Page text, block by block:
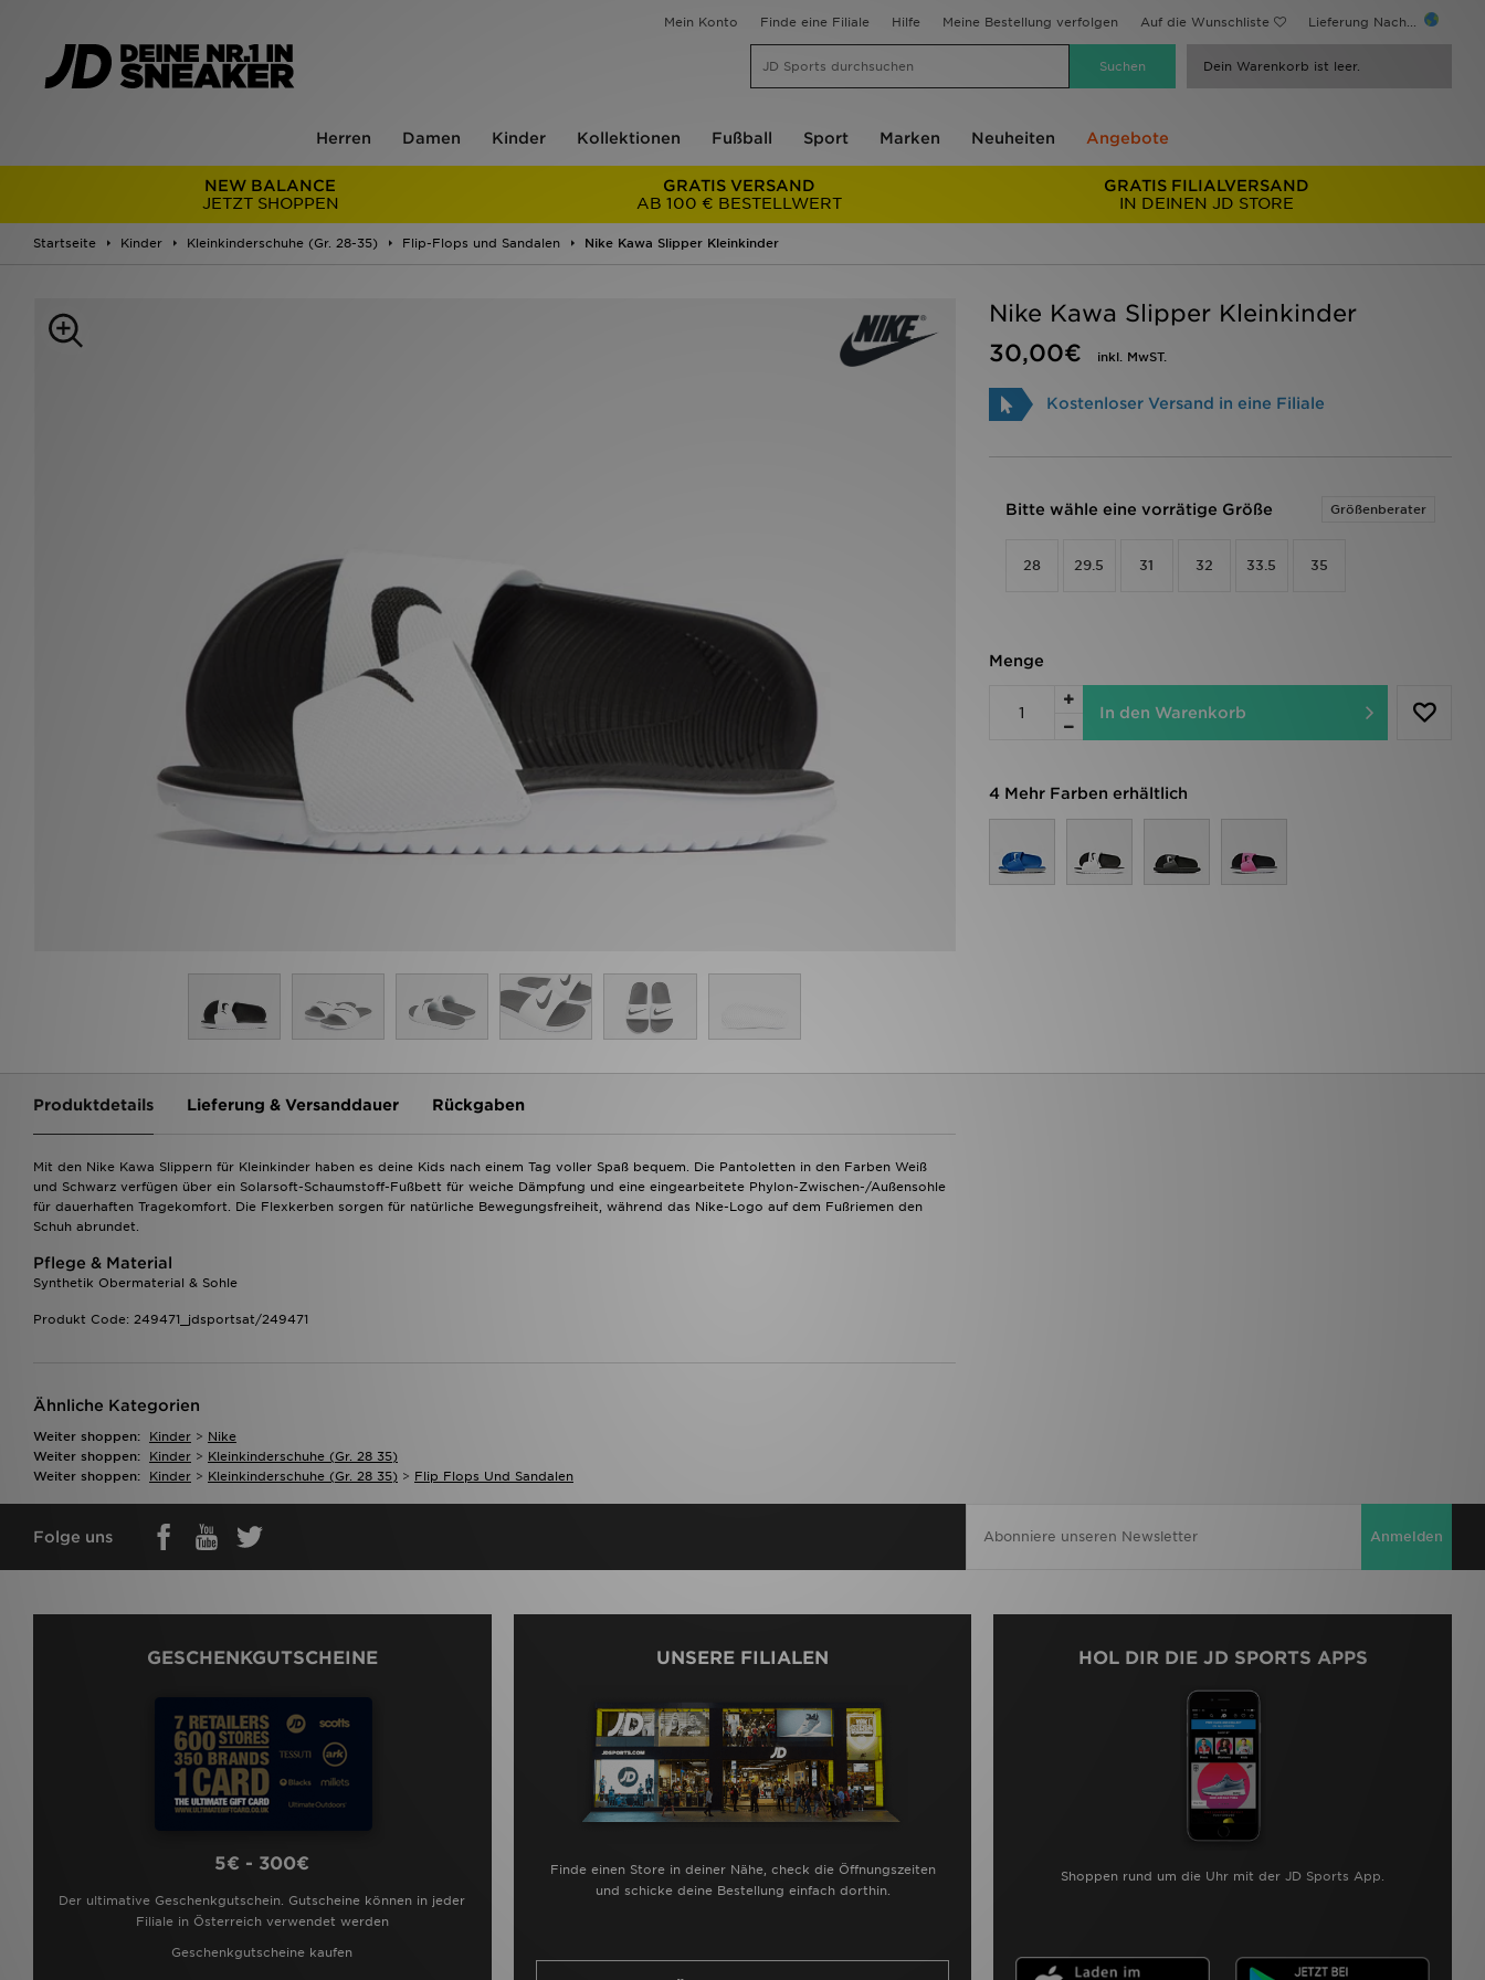
Mein Konto Finde eine Filiale Hilfe Meine Bestellung verfolgen Auf die Wunschliste Lieferung Nach...
Dein Warenkorb ist leer.
Herren Damen Kinder Kollektionen Fußball Sport Marken Neuheiten Angebote
NEW BALANCE
JETZT SHOPPEN
GRATIS VERSAND
AB 100 € BESTELLWERT
GRATIS FILIALVERSAND
IN DEINEN JD STORE
Startseite Kinder Kleinkinderschuhe (Gr. 28-35) Flip-Flops und Sandalen Nike Kawa Slipper Kleinkinder
Nike Kawa Slipper Kleinkinder
30,00€
inkl. MwST.
Kostenloser Versand in eine Filiale
Bitte wähle eine vorrätige Größe Größenberater
28 29.5 31 32 33.5 35
Menge
In den Warenkorb
4 Mehr Farben erhältlich
Produktdetails Lieferung & Versanddauer Rückgaben
Mit den Nike Kawa Slippern für Kleinkinder haben es deine Kids nach einem Tag voller Spaß bequem. Die Pantoletten in den Farben Weiß
und Schwarz verfügen über ein Solarsoft-Schaumstoff-Fußbett für weiche Dämpfung und eine eingearbeitete Phylon-Zwischen-/Außensohle
für dauerhaften Tragekomfort. Die Flexkerben sorgen für natürliche Bewegungsfreiheit, während das Nike-Logo auf dem Fußriemen den
Schuh abrundet.
Pflege & Material
Synthetik Obermaterial & Sohle
Produkt Code: 249471_jdsportsat/249471
Ähnliche Kategorien
Weiter shoppen: Kinder > Nike
Weiter shoppen:
Kinder > Kleinkinderschuhe (gr. 28 35)
Weiter shoppen:
Kinder > Kleinkinderschuhe (gr. 28 35) > Flip Flops Und Sandalen
Folge uns Anmelden
GESCHENKGUTSCHEINE
5€ - 300€
Der ultimative Geschenkgutschein. Gutscheine können in jeder
Filiale in Österreich verwendet werden
Geschenkgutscheine kaufen
UNSERE FILIALEN
Finde einen Store in deiner Nähe, check die Öffnungszeiten
und schicke deine Bestellung einfach dorthin.
HOL DIR DIE JD SPORTS APPS
Shoppen rund um die Uhr mit der JD Sports App.